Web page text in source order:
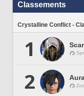
Classements
Crystalline Conflict -
1
2